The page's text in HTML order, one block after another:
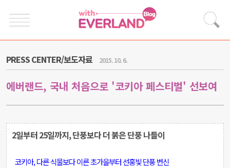
PRESS CENTER/보도자료 2015. 10. 6.
에버랜드, 국내 처음으로 '코키아 페스티벌' 선보여
2일부터 25일까지, 단풍보다 더 붉은 단풍 나들이
코키아, 다른 식물보다 이른 초가을부터 선홍빛 단풍 변신